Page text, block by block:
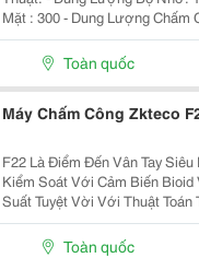
Mặt : 300 - Dung Lượng Chấm Công: 100.000 Lần * Kết
Nối Với Máy Tính Qua Cổng, Tcp/
Thị Tên Người Chấm Công L
Toàn quốc
Máy Chấm Công Zkteco
F22 Là Điểm Đến Vân Tay
Kiểm Soát Với Cảm Biến Bioid
Suất Tuyệt Vời Với Thuật Toán
Cậy, Độ Chính Xác Và Tốc Độ
Cung Cấp Thuật Toán Kết Hợp
Toàn quốc